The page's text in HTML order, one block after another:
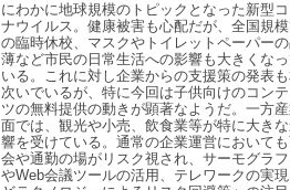
にわかに地球規模のトピックとなった新型コ
ナウイルス。健康被害も心配だが、全国規
の臨時休校、マスクやトイレットペーパー
薄など市民の日常生活への影響も大きくな
いる。これに対し企業からの支援策の発表
次いでいるが、特に今回は子供向けのコン
ツの無料提供の動きが顕著なようだ。一方
面では、観光や小売、飲食業等が特に大き
響を受けている。通常の企業運営において
会や通勤の場がリスク視され、サーモグラフ
やWeb会議ツールの活用、テレワークの実